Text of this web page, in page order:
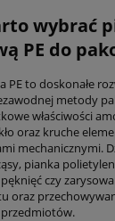
wybrać
PE do
PE to doskonałe
metody
właściwości
oraz kruche
mechanicznymi.
pianka
czy
oraz